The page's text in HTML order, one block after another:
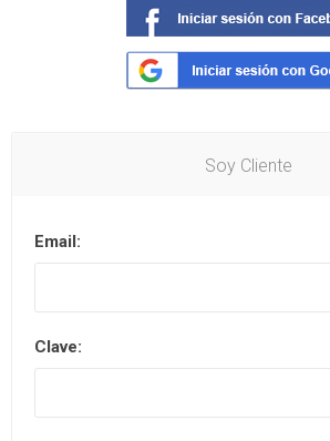
Soy Cliente
Email:
Clave: